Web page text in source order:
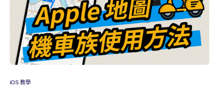
iOS 教學